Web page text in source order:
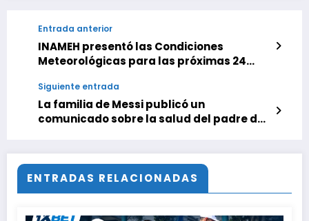
Entrada anterior
INAMEH presentó las Condiciones
Meteorológicas para las próximas 24
Siguiente entrada
La familia de Messi publicó un
comunicado sobre la salud del padre del
ENTRADAS RELACIONADAS